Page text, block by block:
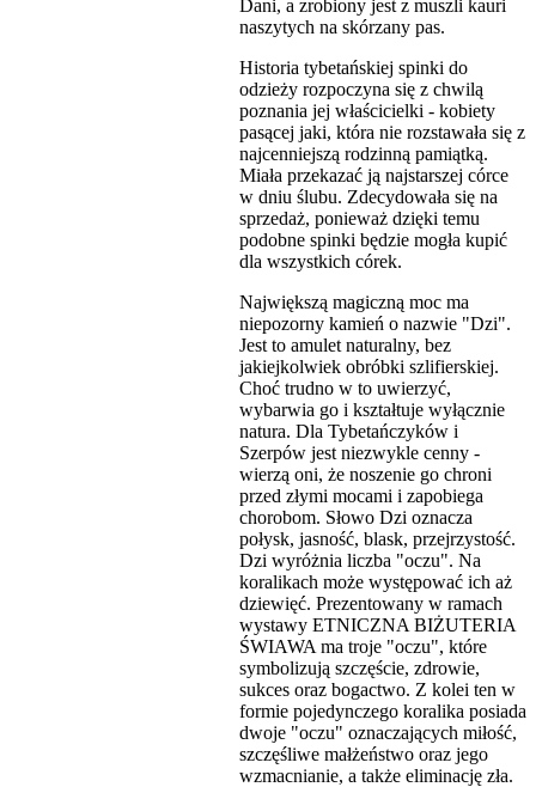
Dani, a zrobiony jest z muszli kauri
naszytych na skórzany pas.
Historia tybetańskiej spinki do
odzieży rozpoczyna się z chwilą
poznania jej właścicielki - kobiety
pasącej jaki, która nie rozstawała się z
najcenniejszą rodzinną pamiątką.
Miała przekazać ją najstarszej córce
w dniu ślubu. Zdecydowała się na
sprzedaż, ponieważ dzięki temu
podobne spinki będzie mogła kupić
dla wszystkich córek.
Największą magiczną moc ma
niepozorny kamień o nazwie "Dzi".
Jest to amulet naturalny, bez
jakiejkolwiek obróbki szlifierskiej.
Choć trudno w to uwierzyć,
wybarwia go i kształtuje wyłącznie
natura. Dla Tybetańczyków i
Szerpów jest niezwykle cenny -
wierzą oni, że noszenie go chroni
przed złymi mocami i zapobiega
chorobom. Słowo Dzi oznacza
połysk, jasność, blask, przejrzystość.
Dzi wyróżnia liczba "oczu". Na
koralikach może występować ich aż
dziewięć. Prezentowany w ramach
wystawy ETNICZNA BIŻUTERIA
ŚWIAWA ma troje "oczu", które
symbolizują szczęście, zdrowie,
sukces oraz bogactwo. Z kolei ten w
formie pojedynczego koralika posiada
dwoje "oczu" oznaczających miłość,
szczęśliwe małżeństwo oraz jego
wzmacnianie, a także eliminację zła.